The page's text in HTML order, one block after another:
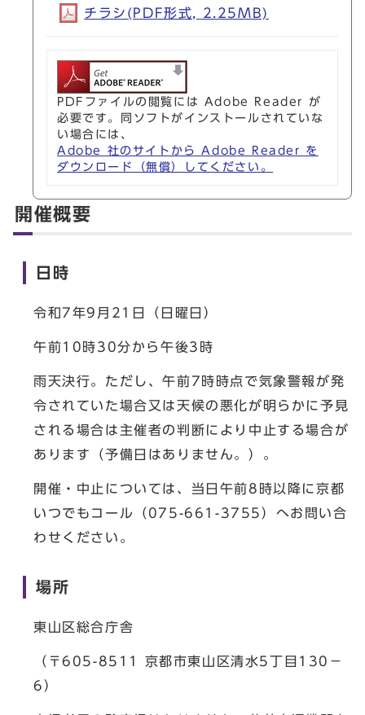
チラシ(PDF形式, 2.25MB)
PDFファイルの閲覧には Adobe Reader が
必要です。同ソフトがインストールされていな
い場合には、
Adobe 社のサイトから Adobe Reader を
ダウンロード（無償）してください。
開催概要
日時
令和7年9月21日（日曜日）
午前10時30分から午後3時
雨天決行。ただし、午前7時時点で気象警報が発
令されていた場合又は天候の悪化が明らかに予見
される場合は主催者の判断により中止する場合が
あります（予備日はありません。）。
開催・中止については、当日午前8時以降に京都
いつでもコール（075-661-3755）へお問い合
わせください。
場所
東山区総合庁舎
（〒605-8511 京都市東山区清水5丁目130－
6）